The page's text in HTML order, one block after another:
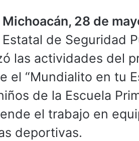
28 de
de Seguridad
las actividades del
el “Mundialito en tu
de la Escuela
el trabajo en
deportivas.